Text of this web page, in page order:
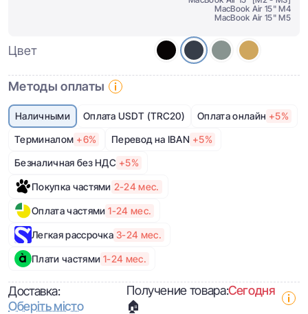
MacBook Air 15" M4
MacBook Air 15" M5
Цвет
Методы оплаты
Наличными Оплата USDT (TRC20) Оплата онлайн +5%
Терминалом +6% Перевод на IBAN +5%
Безналичная без НДС +5%
Покупка частями 2-24 мес.
Оплата частями 1-24 мес.
Легкая рассрочка 3-24 мес.
Плати частями 1-24 мес.
Доставка:
Оберіть місто
Получение товара:Сегодня
🏠